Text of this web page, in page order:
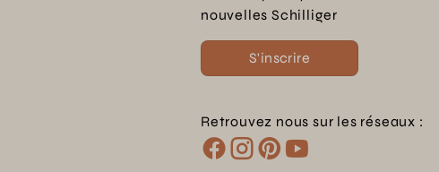
nouvelles Schilliger
S'inscrire
Retrouvez nous sur les réseaux :